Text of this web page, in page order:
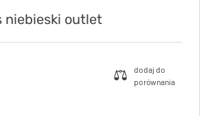
89,00 zł*
niebieski outlet